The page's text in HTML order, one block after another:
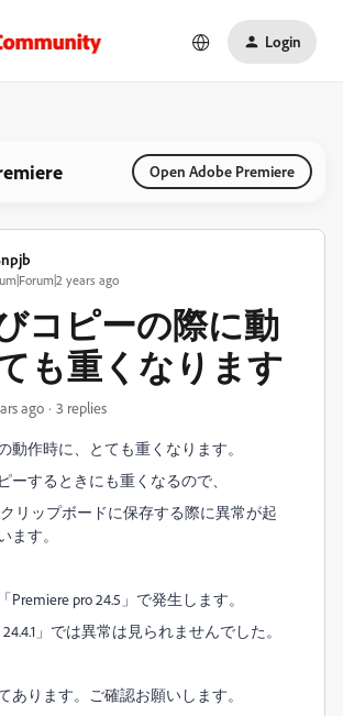
Login
Open Adobe Premiere
years ago
コピーの際に動
も重くなります
ago 3 replies
動作時に、とても重くなります。
ーするときにも重くなるので、
クリップボードに保存する際に異常が起
ます。
Premiere pro 24.5」で発生します。
24.4.1」では異常は見られませんでした。
あります。ご確認お願いします。